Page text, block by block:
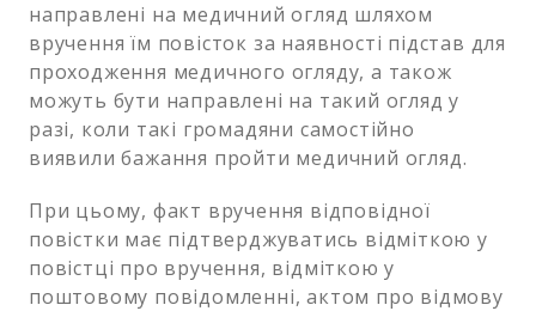
направлені на медичний огляд шляхом
вручення їм повісток за наявності підстав для
проходження медичного огляду, а також
можуть бути направлені на такий огляд у
разі, коли такі громадяни самостійно
виявили бажання пройти медичний огляд.
При цьому, факт вручення відповідної
повістки має підтверджуватись відміткою у
повістці про вручення, відміткою у
поштовому повідомленні, актом про відмову